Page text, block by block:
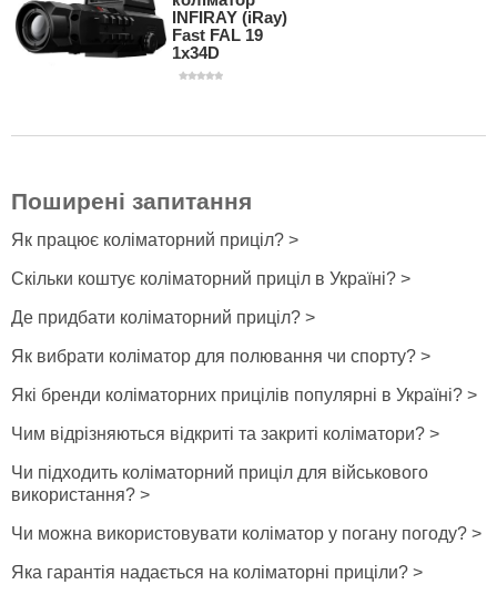
INFIRAY (iRay)
Fast FAL 19
1x34D
Поширені запитання
Як працює коліматорний приціл? >
Скільки коштує коліматорний приціл в Україні? >
Де придбати коліматорний приціл? >
Як вибрати коліматор для полювання чи спорту? >
Які бренди коліматорних прицілів популярні в Україні? >
Чим відрізняються відкриті та закриті коліматори? >
Чи підходить коліматорний приціл для військового
використання? >
Чи можна використовувати коліматор у погану погоду? >
Яка гарантія надається на коліматорні приціли? >